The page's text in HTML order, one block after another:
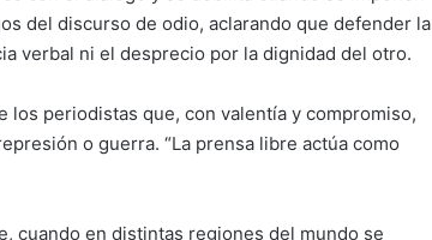
del discurso de odio, aclarando que defender la
verbal ni el desprecio por la dignidad del otro.
los periodistas que, con valentía y compromiso,
o guerra. “La prensa libre actúa como
cuando en distintas regiones del mundo se